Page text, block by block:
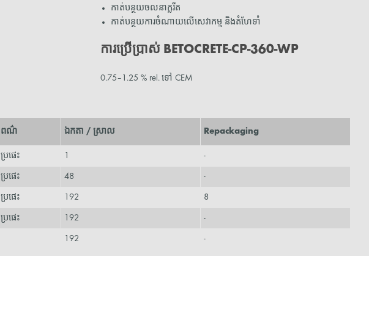
កាត់បន្ថយចលនាក្លរីត
កាត់បន្ថយការចំណាយលើសេវាកម្ម និងតំហែទាំ
ការប្រើប្រាស់ BETOCRETE-CP-360-WP
0.75–1.25 % rel. ទៅ CEM
ពណ៌ ឯកតា / ស្រាល Repackaging
ប្រផេះ 1 -
ប្រផេះ 48 -
ប្រផេះ 192 8
ប្រផេះ 192 -
192 -